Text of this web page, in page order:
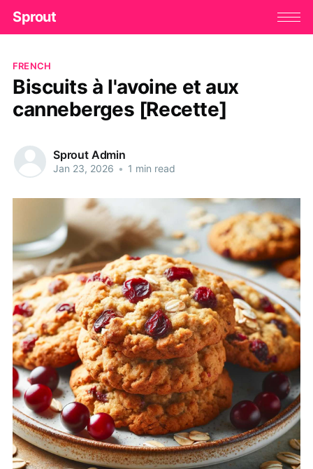
Sprout
FRENCH
Biscuits à l'avoine et aux
canneberges [Recette]
Sprout Admin
Jan 23, 2026 • 1 min read